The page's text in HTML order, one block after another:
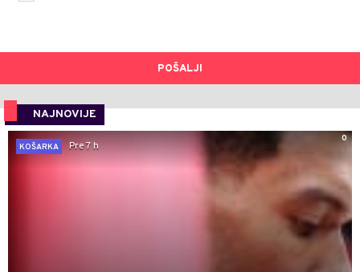
POŠALJI
NAJNOVIJE
0
KOŠARKA
Pre 7 h